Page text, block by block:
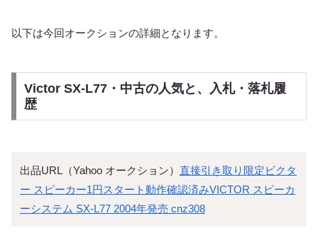
以下は今回オークションの詳細となります。
Victor SX-L77・中古の人気と、入札・落札履
歴
出品URL（Yahoo オークション） 直接引き取り限定ビクタ
ー スピーカー1円スタート動作確認済みVICTOR スピーカ
ーシステム SX-L77 2004年発売 cnz308